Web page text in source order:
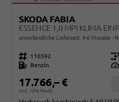
SKODA FABIA
unverbindliche Lieferzeit: 4-6 Monate
Fahrzeugnr. 110592 Getriebe
Kraftstoff
Benzin Leistung
17.766,– €
incl. 19% MwSt.